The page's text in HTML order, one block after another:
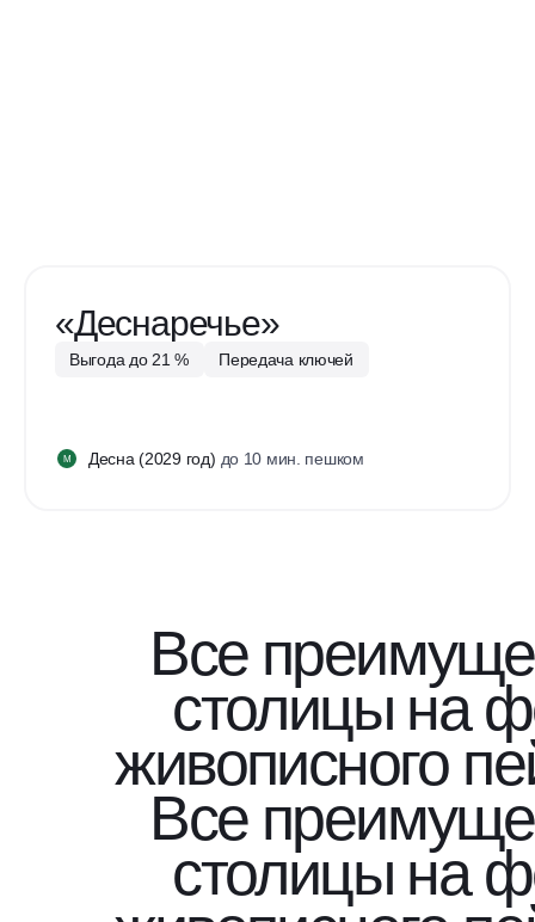
«Деснаречье»
Выгода до 21 % Передача ключей
М Десна(2029 год) до 10 мин. пешком
Все
столицы на
живописного
Все
столицы на